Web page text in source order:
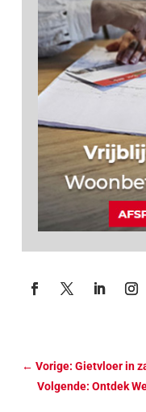
←Vorige: Gietvloer in
Volgende: Ontdek